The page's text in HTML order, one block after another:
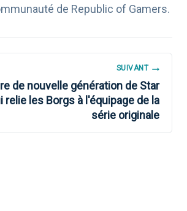
de Republic of Gamers.
SUIVANT
de nouvelle génération de Star
relie les Borgs à l'équipage de la
série originale